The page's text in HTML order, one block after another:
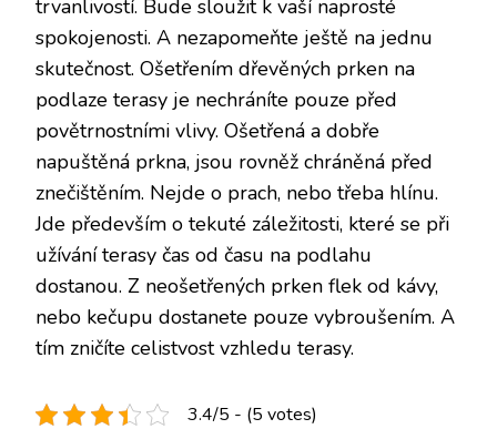
trvanlivostí. Bude sloužit k vaší naprosté
spokojenosti. A nezapomeňte ještě na jednu
skutečnost. Ošetřením dřevěných prken na
podlaze terasy je nechráníte pouze před
povětrnostními vlivy. Ošetřená a dobře
napuštěná prkna, jsou rovněž chráněná před
znečištěním. Nejde o prach, nebo třeba hlínu.
Jde především o tekuté záležitosti, které se při
užívání terasy čas od času na podlahu
dostanou. Z neošetřených prken flek od kávy,
nebo kečupu dostanete pouze vybroušením. A
tím zničíte celistvost vzhledu terasy.
3.4/5 - (5 votes)